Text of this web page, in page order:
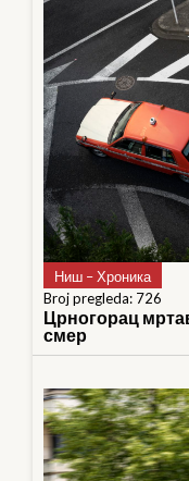
Ниш – Хроника
Broj pregleda: 726
Црногорац
смер